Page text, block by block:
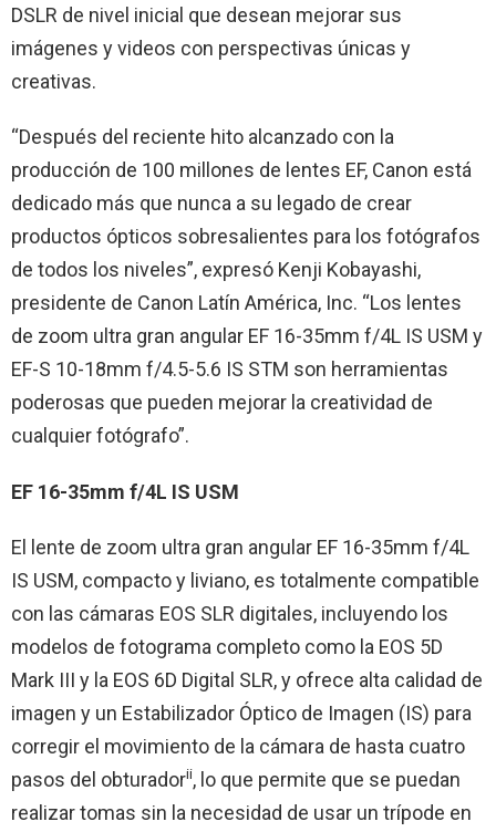
DSLR de nivel inicial que desean mejorar sus
imágenes y videos con perspectivas únicas y
creativas.
“Después del reciente hito alcanzado con la
producción de 100 millones de lentes EF, Canon está
dedicado más que nunca a su legado de crear
productos ópticos sobresalientes para los fotógrafos
de todos los niveles”, expresó Kenji Kobayashi,
presidente de Canon Latín América, Inc. “Los lentes
de zoom ultra gran angular EF 16-35mm f/4L IS USM y
EF-S 10-18mm f/4.5-5.6 IS STM son herramientas
poderosas que pueden mejorar la creatividad de
cualquier fotógrafo”.
EF 16-35mm f/4L IS USM
El lente de zoom ultra gran angular EF 16-35mm f/4L
IS USM, compacto y liviano, es totalmente compatible
con las cámaras EOS SLR digitales, incluyendo los
modelos de fotograma completo como la EOS 5D
Mark III y la EOS 6D Digital SLR, y ofrece alta calidad de
imagen y un Estabilizador Óptico de Imagen (IS) para
corregir el movimiento de la cámara de hasta cuatro
pasos del obturadorii, lo que permite que se puedan
realizar tomas sin la necesidad de usar un trípode en